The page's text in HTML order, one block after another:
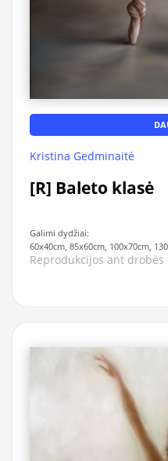
Kristina Gedminaitė
[R] Baleto klasė
Galimi dydžiai:
60x40cm, 85x60cm, 100x70cm,
Reprodukcijos ant drobės